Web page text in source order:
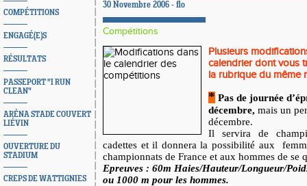
COMPÉTITIONS
ENGAGÉ(E)S
RÉSULTATS
PASSEPORT "I RUN
CLEAN"
ARÉNA STADE COUVERT
LIÉVIN
OUVERTURE DU
STADIUM
CREPS DE WATTIGNIES
30 Novembre 2006 - flo
Compétitions
Plusieurs
calendrier dont vous
la rubrique du même
* Pas de journée
décembre, mais un
décembre.
Il servira de
cadettes et il donnera la possibilité aux
championnats de France et aux hommes de
Epreuves : 60m Haies/Hauteur/Longueur/
ou 1000 m pour les hommes.